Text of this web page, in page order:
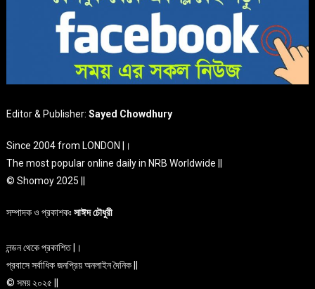
Editor & Publisher:Sayed Chowdhury
Since 2004 from LONDON |।
The most popular online daily in NRB Worldwide ||
© Shomoy 2025 ||
সম্পাদক ও প্রকাশকঃসাঈদ চৌধুরী
লন্ডন থেকে প্রকাশিত |।
প্রবাসে সর্বাধিক জনপ্রিয় অনলাইন দৈনিক ||
© সময় ২০২৫ ||